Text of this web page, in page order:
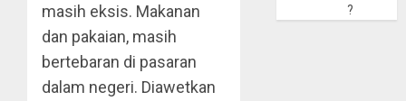
masih eksis. Makanan
dan pakaian, masih
bertebaran di pasaran
dalam negeri. Diawetkan
?